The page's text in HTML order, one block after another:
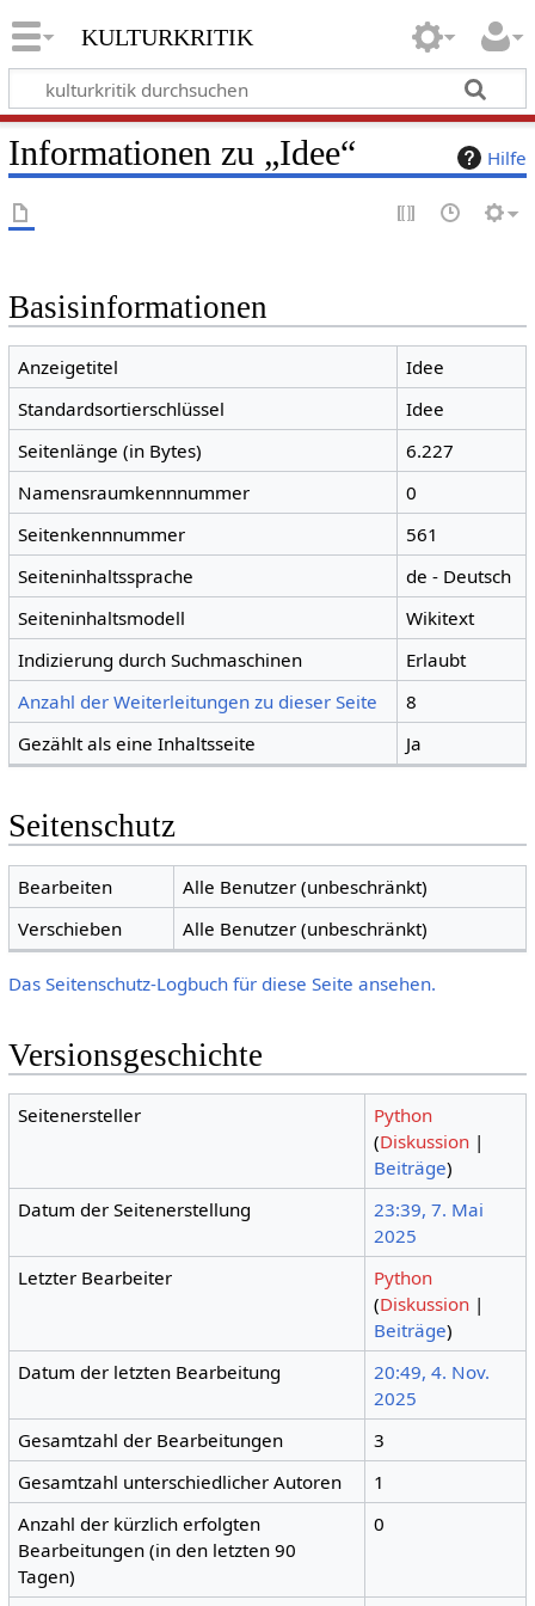
kulturkritik
Hilfe
Informationen zu „Idee“
Basisinformationen
Anzeigetitel
Idee
Standardsortierschlüssel
Idee
Seitenlänge (in Bytes)
6.227
Namensraumkennnummer
0
Seitenkennnummer
561
Seiteninhaltssprache
de - Deutsch
Seiteninhaltsmodell
Wikitext
Indizierung durch Suchmaschinen
Erlaubt
Anzahl der Weiterleitungen zu dieser Seite
8
Gezählt als eine Inhaltsseite
Ja
Seitenschutz
Bearbeiten
Alle Benutzer (unbeschränkt)
Verschieben
Alle Benutzer (unbeschränkt)
Das Seitenschutz-Logbuch für diese Seite ansehen.
Versionsgeschichte
Seitenersteller
Python
(Diskussion |
Beiträge)
Datum der Seitenerstellung
23:39, 7. Mai
2025
Letzter Bearbeiter
Python
(Diskussion |
Beiträge)
Datum der letzten Bearbeitung
20:49, 4. Nov.
2025
Gesamtzahl der Bearbeitungen
3
Gesamtzahl unterschiedlicher Autoren
1
Anzahl der kürzlich erfolgten
Bearbeitungen (in den letzten 90
Tagen)
0